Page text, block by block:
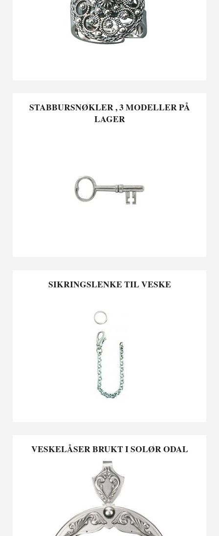
STABBURSNØKLER , 3 MODELLER PÅ
LAGER
SIKRINGSLENKE TIL VESKE
VESKELÅSER BRUKT I SOLØR ODAL